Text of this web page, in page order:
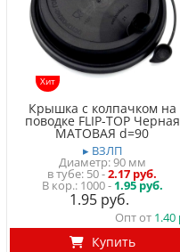
Хит
Крышка с колпачком на
поводке FLIP-TOP Черная
МАТОВАЯ d=90
▸ ВЗЛП
Диаметр: 90 мм
в тубе 50-2.17 руб.
1000 - 1.95 руб.
1.95
Опт от 1.40
Купить